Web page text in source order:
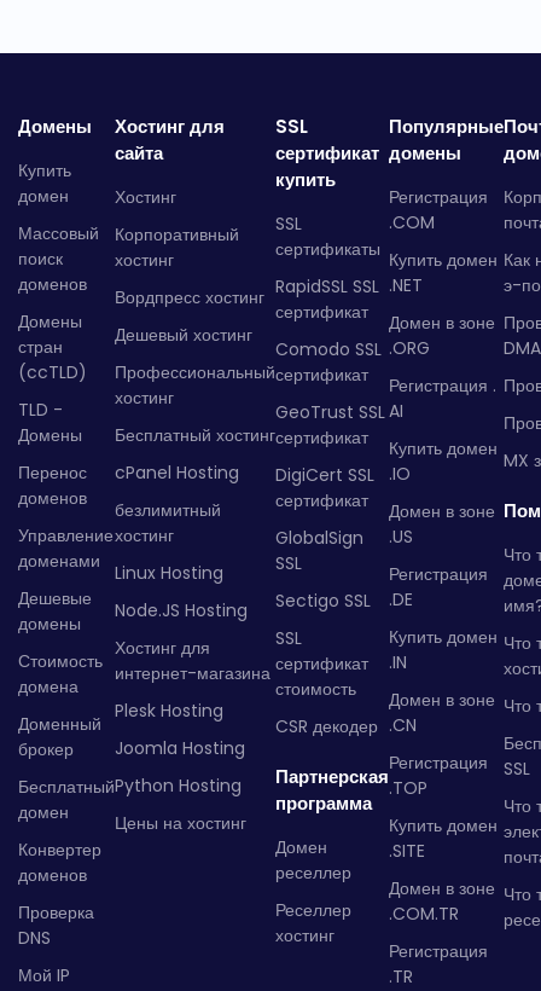
Домены
Купить
домен
Массовый
поиск
доменов
Домены
стран
(ccTLD)
TLD -
Домены
Перенос
доменов
Управление
доменами
Дешевые
домены
Стоимость
домена
Доменный
брокер
Бесплатный
домен
Конвертер
доменов
Проверка
DNS
Мой IP
Хостинг для
сайта
Хостинг
Корпоративный
хостинг
Вордпресс хостинг
Дешевый хостинг
Профессиональный
хостинг
Бесплатный хостинг
cPanel Hosting
безлимитный
хостинг
Linux Hosting
Node.JS Hosting
Хостинг для
интернет-магазина
Plesk Hosting
Joomla Hosting
Python Hosting
Цены на хостинг
SSL
сертификат
купить
SSL
сертификаты
RapidSSL SSL
сертификат
Comodo SSL
сертификат
GeoTrust SSL
сертификат
DigiCert SSL
сертификат
GlobalSign
SSL
Sectigo SSL
SSL
сертификат
стоимость
CSR декодер
Партнерская
программа
Домен
реселлер
Реселлер
хостинг
Популярные
домены
Регистрация
.COM
Купить домен
.NET
Домен в зоне
.ORG
Регистрация .
AI
Купить домен
.IO
Домен в зоне
.US
Регистрация
.DE
Купить домен
.IN
Домен в зоне
.CN
Регистрация
.TOP
Купить домен
.SITE
Домен в зоне
.COM.TR
Регистрация
.TR
Как
э-
MX
Что
Что
Что
SSL
Что
Что